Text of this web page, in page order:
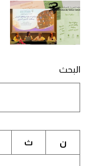
البحث
ن ث